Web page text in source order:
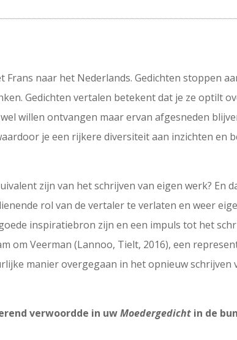
naar het Nederlands. Gedichten stoppen
Gedichten vertalen betekent dat je ze optilt
willen ontvangen maar ervan afgesneden
je een rijkere diversiteit aan inzichten en
zijn van het schrijven van eigen werk? En
rol van de vertaler te verlaten en weer
inspiratiebron zijn en een impuls tot het
om Veerman (Lannoo, Tielt, 2016), een
manier overgegaan in het opnieuw schrijven
verwoordde in uwMoedergedicht in de